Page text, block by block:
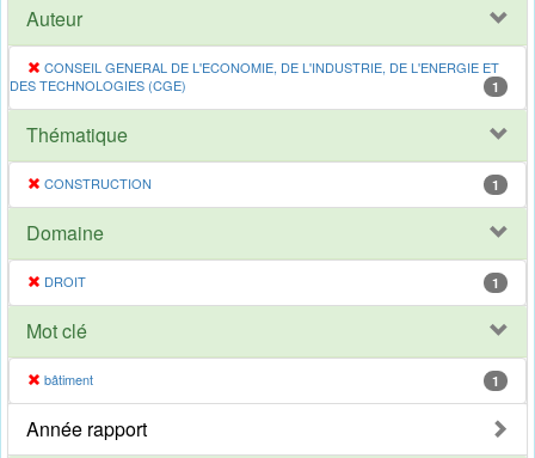
Auteur
CONSEIL GENERAL DE L'ECONOMIE, DE L'INDUSTRIE, DE L'ENERGIE ET
DES TECHNOLOGIES (CGE)
1
Thématique
CONSTRUCTION 1
Domaine
DROIT 1
Mot clé
bâtiment 1
Année rapport